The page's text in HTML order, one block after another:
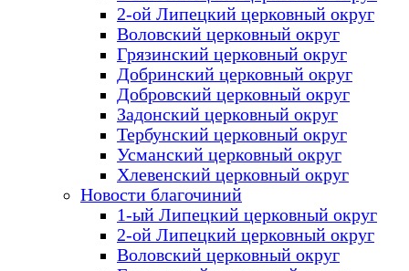
2-ой Липецкий церковный округ
Воловский церковный округ
Грязинский церковный округ
Добринский церковный округ
Добровский церковный округ
Задонский церковный округ
Тербунский церковный округ
Усманский церковный округ
Хлевенский церковный округ
Новости благочиний
1-ый Липецкий церковный округ
2-ой Липецкий церковный округ
Воловский церковный округ